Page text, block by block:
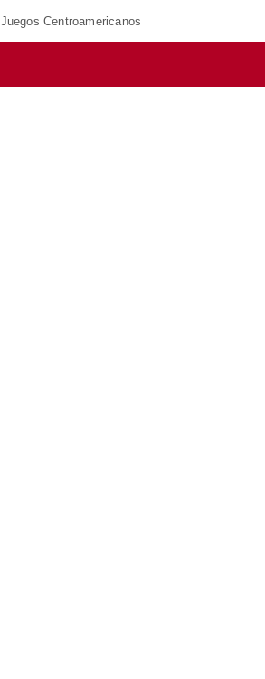
Juegos Centroamericanos